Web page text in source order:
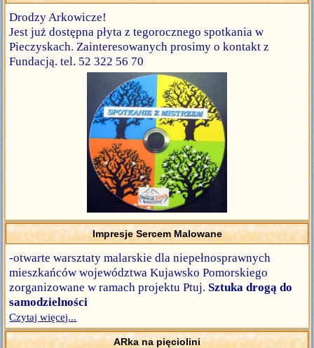
Drodzy Arkowicze!
Jest już dostępna płyta z tegorocznego spotkania w
Pieczyskach. Zainteresowanych prosimy o kontakt z
Fundacją. tel. 52 322 56 70
Impresje Sercem Malowane
-otwarte warsztaty malarskie dla niepełnosprawnych
mieszkańców województwa Kujawsko Pomorskiego
zorganizowane w ramach projektu Ptuj.Sztuka drogą do
samodzielności
Czytaj więcej...
ARka na pięciolini